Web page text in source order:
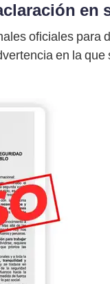
en
oficiales
en la